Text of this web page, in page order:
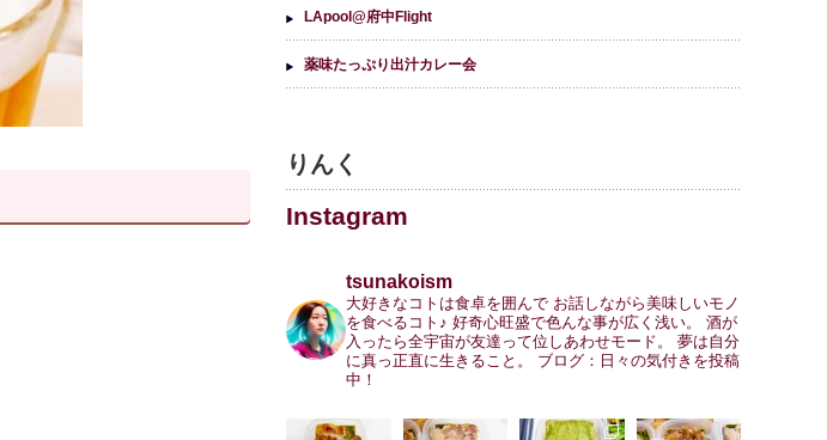
LApool@府中Flight
薬味たっぷり出汁カレー会
りんく
Instagram
tsunakoism
大好きなコトは食卓を囲んで お話しながら美味しいモノ
を食べるコト♪ 好奇心旺盛で色んな事が広く浅い。
酒が
入ったら全宇宙が友達って位しあわせモード。
夢は自分
に真っ正直に生きること。
ブログ：日々の気付きを投稿
中！